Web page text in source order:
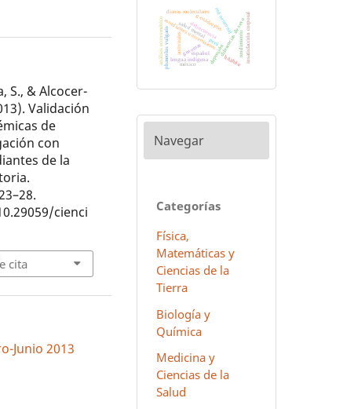
S., & Alcocer-
Validación
de
con
de la
cienci
cita
Junio 2013
depresión
estudiantes universitariosdiferencias de sexo
salud mentalg-cuádruples
genomas
antivirales
dianas moleculares
delincuencia
perú
análisis econométrico lengua indígena hñähñu
español
red neuronal insatisfacción corporal
méxico
rendimiento
phaseolus vulgaris
Navegar
Categorías
Física,
Matemáticas y
Ciencias de la
Tierra
Biología y
Química
Medicina y
Ciencias de la
Salud